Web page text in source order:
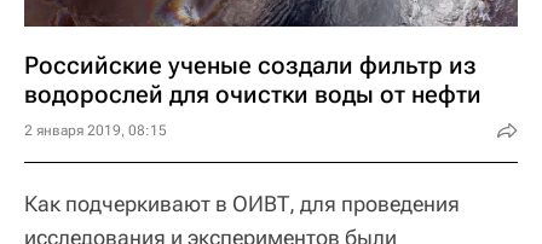
Российские ученые создали фильтр из
водорослей для очистки воды от нефти
2 января 2019, 08:15
Как подчеркивают в ОИВТ, для проведения
исследования и экспериментов были